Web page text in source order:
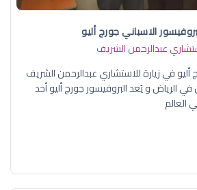
الاسباني جورج أليو
عبدالرحمن الشريف
أليو في زيارة للاستشاري عبدالرحمن الشريف
في الرياض و يُعد البروفيسور جورج أليو أحد